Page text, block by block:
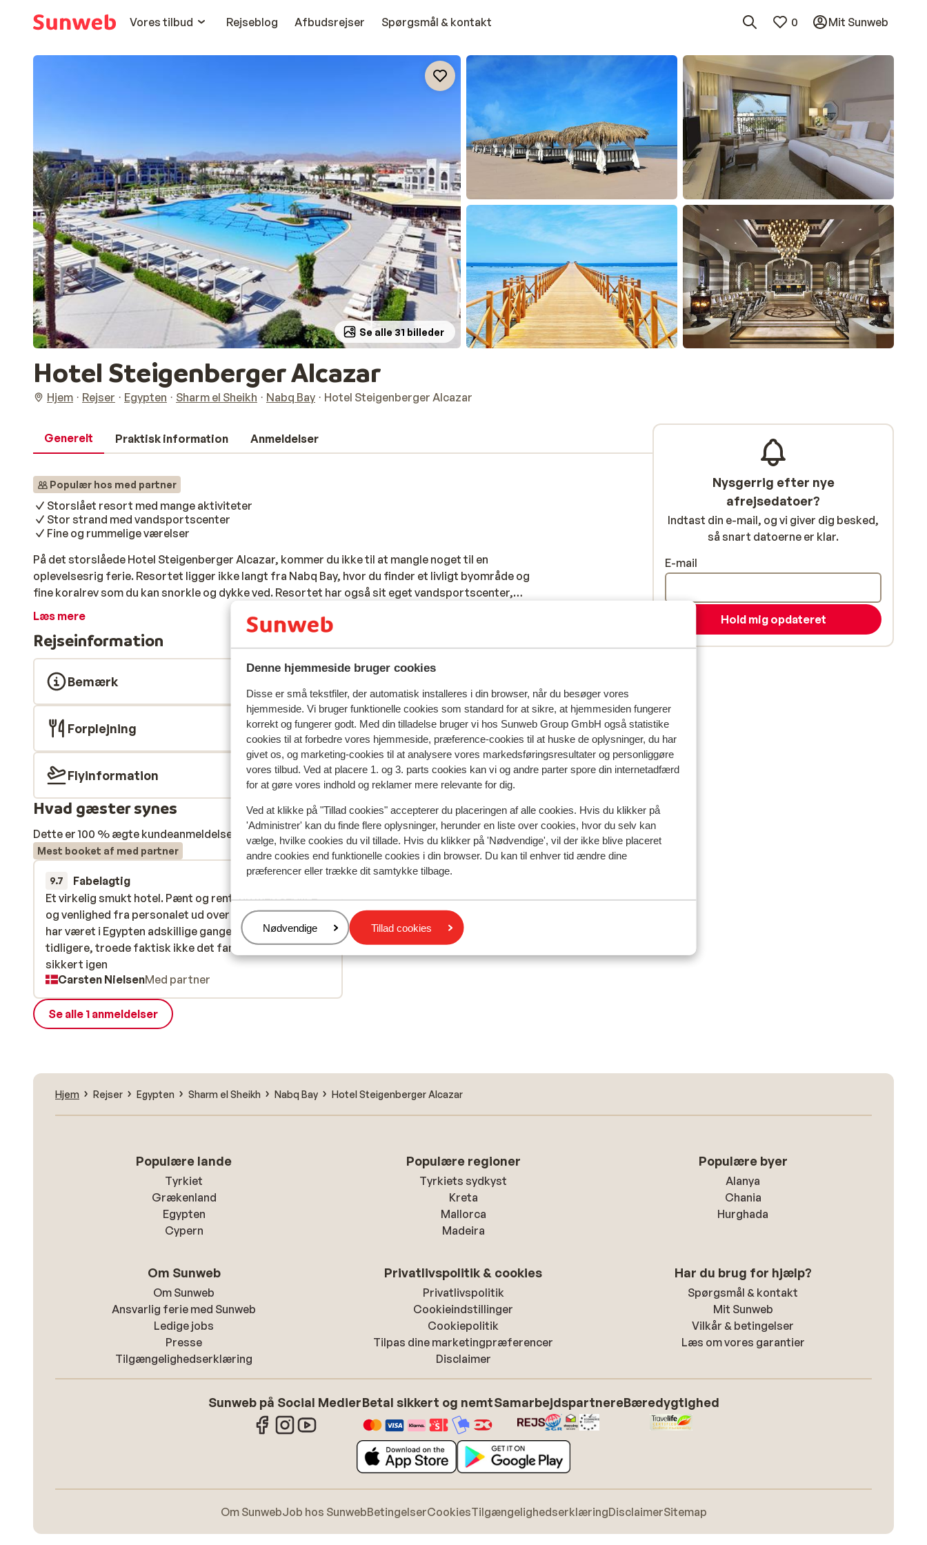
Denne hjemmeside bruger cookies
Disse er små tekstfiler, der automatisk installeres i din browser, når du besøger vores
hjemmeside. Vi bruger funktionelle cookies som standard for at sikre, at hjemmesiden fungerer
korrekt og fungerer godt. Med din tilladelse bruger vi hos Sunweb Group GmbH også statistike
cookies til at forbedre vores hjemmeside, præference-cookies til at huske de oplysninger, du har
givet os, og marketing-cookies til at analysere vores markedsføringsresultater og personliggøre
vores tilbud. Ved at placere 1. og 3. parts cookies kan vi og andre parter spore din internetadfærd
for at gøre vores indhold og reklamer mere relevante for dig.
Ved at klikke på "Tillad cookies" accepterer du placeringen af alle cookies. Hvis du klikker på
'Administrer' kan du finde flere oplysninger, herunder en liste over cookies, hvor du selv kan
vælge, hvilke cookies du vil tillade. Hvis du klikker på 'Nødvendige', vil der ikke blive placeret
andre cookies end funktionelle cookies i din browser. Du kan til enhver tid ændre dine
præferencer eller trække dit samtykke tilbage.
Administrer
Nødvendige Tillad cookies
Vores tilbud
Rejseblog Afbudsrejser Spørgsmål & kontakt 0 Mit Sunweb
Se alle 31 billeder
Hotel Steigenberger Alcazar
Hjem Rejser Egypten Sharm el Sheikh Nabq Bay Hotel Steigenberger Alcazar
Generelt Praktisk information Anmeldelser
Populær hos med partner
Storslået resort med mange aktiviteter
Stor strand med vandsportscenter
Fine og rummelige værelser
På det storslåede Hotel Steigenberger Alcazar, kommer du ikke til at mangle noget til en
oplevelsesrig ferie. Resortet ligger ikke langt fra Nabq Bay, hvor du finder et livligt byområde og
fine koralrev som du kan snorkle og dykke ved. Resortet har også sit eget vandsportscenter,
hvor du kan arrangere dit næste undervandseventyr. Vil du hellere dase på den store strand,
med en drink i hånden, nyde synet og lyden af det azurblå hav? Det er der rig mulighed for.
Desuden har du også 5 pools til rådighed, hvoraf 2 er børnepools. Aktiviteter, spil og sjov får du
masser af på Hotel Steigenberger Alcazar.
Læs mere
Rejseinformation
Bemærk
Forplejning
Flyinformation
Hvad gæster synes
Dette er 100 % ægte kundeanmeldelser, der ærligt afspejler deres oplevelser med vores produkt. Mere om anmeldelser
Mest booket af med partner
9.7 Fabelagtig
Et virkelig smukt hotel. Pænt og rent, og med service
og venlighed fra personalet ud over det sædvanlige,
har været i Egypten adskillige gange, dette slår alle
tidligere, troede faktisk ikke det fandtes, kommer helt
sikkert igen
Et virkelig smukt hotel. Pænt og rent, og med service
og venlighed fra personalet ud over det sædvanlige,
har været i Egypten adskillige gange, dette slår alle
tidligere, troede faktisk ikke det fandtes, kommer helt
sikkert igen
Carsten NielsenMed partner
Se alle 1 anmeldelser
Nysgerrig efter nye
afrejsedatoer?
Indtast din e-mail, og vi giver dig besked,
så snart datoerne er klar.
E-mail
Hold mig opdateret
Hjem Rejser Egypten Sharm el Sheikh Nabq Bay Hotel Steigenberger Alcazar
Populære lande
Tyrkiet
Grækenland
Egypten
Cypern
Populære regioner
Tyrkiets sydkyst
Kreta
Mallorca
Madeira
Populære byer
Alanya
Chania
Hurghada
Om Sunweb
Om Sunweb
Ansvarlig ferie med Sunweb
Ledige jobs
Presse
Tilgængelighedserklæring
Privatlivspolitik & cookies
Privatlivspolitik
Cookieindstillinger
Cookiepolitik
Tilpas dine marketingpræferencer
Disclaimer
Har du brug for hjælp?
Spørgsmål & kontakt
Mit Sunweb
Vilkår & betingelser
Læs om vores garantier
Sunweb på Social MedierBetal sikkert og nemtSamarbejdspartnereBæredygtighed
Om SunwebJob hos SunwebBetingelserCookiesTilgængelighedserklæringDisclaimerSitemap